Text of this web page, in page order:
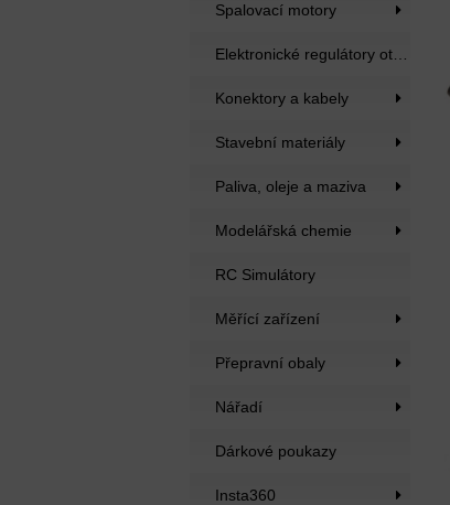
Spalovací motory
Konektory a kabely
Stavební materiály
Paliva, oleje a maziva
Modelářská chemie
RC Simulátory
Měřící zařízení
Přepravní obaly
Nářadí
Dárkové poukazy
Insta360